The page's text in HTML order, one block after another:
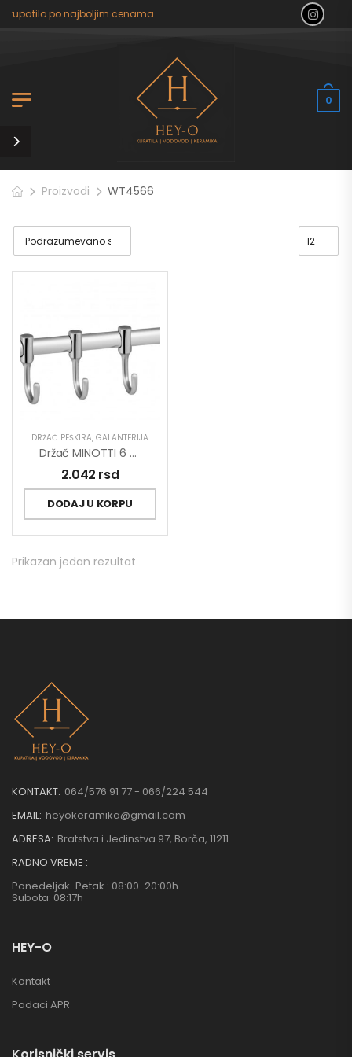
kupatilo po najboljim cenama.
0
Proizvodi WT4566
DRŽAČ PEŠKIRA, GALANTERIJA
Držač MINOTTI 6 Kuka
2.042 rsd
DODAJ U KORPU
Prikazan jedan rezultat
KONTAKT: 064/576 91 77 - 066/224 544
EMAIL: heyokeramika@gmail.com
ADRESA: Bratstva i Jedinstva 97, Borča, 11211
RADNO VREME :
Ponedeljak-Petak : 08:00-20:00h
Subota: 08:17h
HEY-O
Kontakt
Podaci APR